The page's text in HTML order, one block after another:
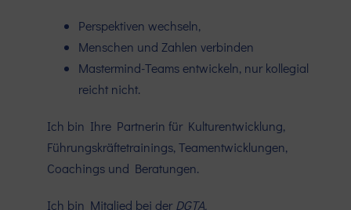
Perspektiven wechseln,
Menschen und Zahlen verbinden
Mastermind-Teams entwickeln, nur kollegial
reicht nicht.
Ich bin Ihre Partnerin für Kulturentwicklung,
Führungskräftetrainings, Teamentwicklungen,
Coachings und Beratungen.
Ich bin Mitglied bei der DGTA